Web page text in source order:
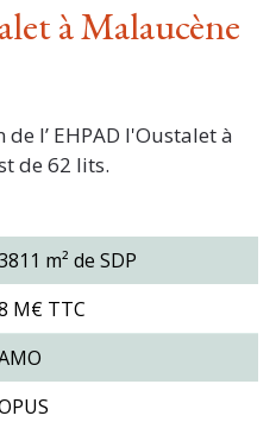
à Malaucène
l’ EHPAD l'Oustalet à
de 62 lits.
m² de SDP
M€ TTC